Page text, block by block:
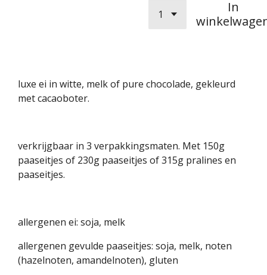
In
luxe ei in witte, melk of pure chocolade, gekleurd
met cacaoboter.
verkrijgbaar in 3 verpakkingsmaten. Met 150g
paaseitjes of 230g paaseitjes of 315g pralines en
paaseitjes.
allergenen ei: soja, melk
allergenen gevulde paaseitjes: soja, melk, noten
(hazelnoten, amandelnoten), gluten